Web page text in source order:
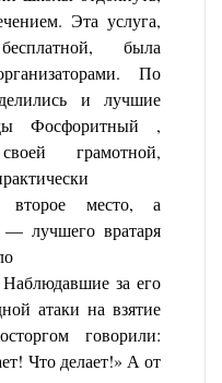
Эта услуга,
была
По
и лучшие
Фосфоритный ,
грамотной,
место, а
— лучшего вратаря
за его
атаки на взятие
говорили:
Что делает!» А от